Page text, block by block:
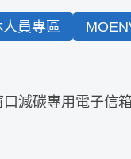
員專區
減碳專用電子信箱